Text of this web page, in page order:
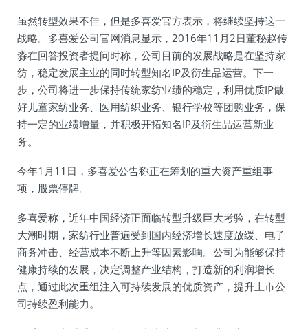
虽然转型效果不佳，但是多喜爱官方表示，将继续坚持这一
战略。多喜爱公司官网消息显示，2016年11月2日董秘赵传
淼在回答投资者提问时称，公司目前的发展战略是在坚持家
纺，稳定发展主业的同时转型知名IP及衍生品运营。下一
步，公司将进一步保持传统家纺业绩的稳定，利用优质IP做
好儿童家纺业务、医用纺织业务、银行学校等团购业务，保
持一定的业绩增量，并积极开拓知名IP及衍生品运营新业
务。
今年1月11日，多喜爱公告称正在筹划的重大资产重组事
项，股票停牌。
多喜爱称，近年中国经济正面临转型升级巨大考验，在转型
大潮时期，家纺行业普遍受到国内经济增长速度放缓、电子
商务冲击、经营成本不断上升等因素影响。公司为能够保持
健康持续的发展，决定调整产业结构，打造新的利润增长
点，通过此次重组注入可持续发展的优质资产，提升上市公
司持续盈利能力。